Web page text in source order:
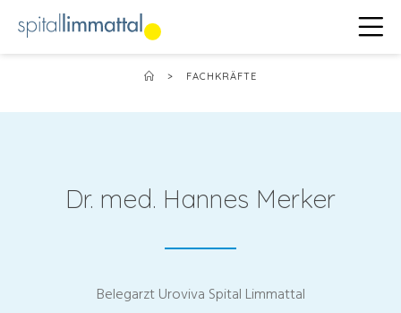
> FACHKRÄFTE
Dr. med. Hannes Merker
Belegarzt Uroviva Spital Limmattal